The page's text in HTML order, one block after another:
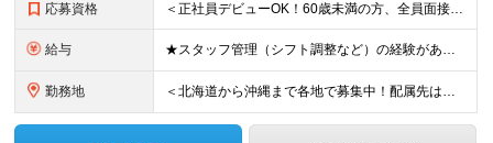
応募資格 ＜正社員デビューOK！60歳未満の方、全員面接＞ ◆学歴・経歴不問 ◆転職回数が多くてもOK ◆未経験／第二新卒OK ◆ブランクありOK ◆60歳未満の方（※定年年齢を上限として募集するため） ☆普
給与 ★スタッフ管理（シフト調整など）の経験があれば【月給28万円以上】 ★賞与支給実績：基本給の2ヶ月分～3ヶ月分 ＝＝ライフスタイルに合わせて働き方を選べます＝＝ ■正社員 ＜未経験者＞月給25万円～
勤務地 ＜北海道から沖縄まで各地で募集中！配属先は希望に合わせて決定します＞ ■北海道 ・パーク ハイアット ニセコ HANAZONO ★住み込み可 北海道虻田郡倶知安町字岩尾別328-47 ■東京都 ・